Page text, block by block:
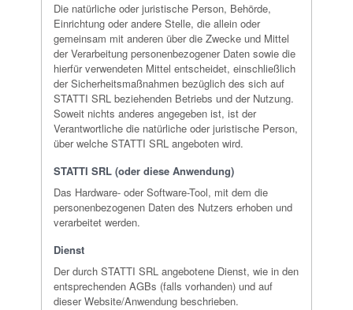
Die natürliche oder juristische Person, Behörde,
Einrichtung oder andere Stelle, die allein oder
gemeinsam mit anderen über die Zwecke und Mittel
der Verarbeitung personenbezogener Daten sowie die
hierfür verwendeten Mittel entscheidet, einschließlich
der Sicherheitsmaßnahmen bezüglich des sich auf
STATTI SRL beziehenden Betriebs und der Nutzung.
Soweit nichts anderes angegeben ist, ist der
Verantwortliche die natürliche oder juristische Person,
über welche STATTI SRL angeboten wird.
STATTI SRL (oder diese Anwendung)
Das Hardware- oder Software-Tool, mit dem die
personenbezogenen Daten des Nutzers erhoben und
verarbeitet werden.
Dienst
Der durch STATTI SRL angebotene Dienst, wie in den
entsprechenden AGBs (falls vorhanden) und auf
dieser Website/Anwendung beschrieben.